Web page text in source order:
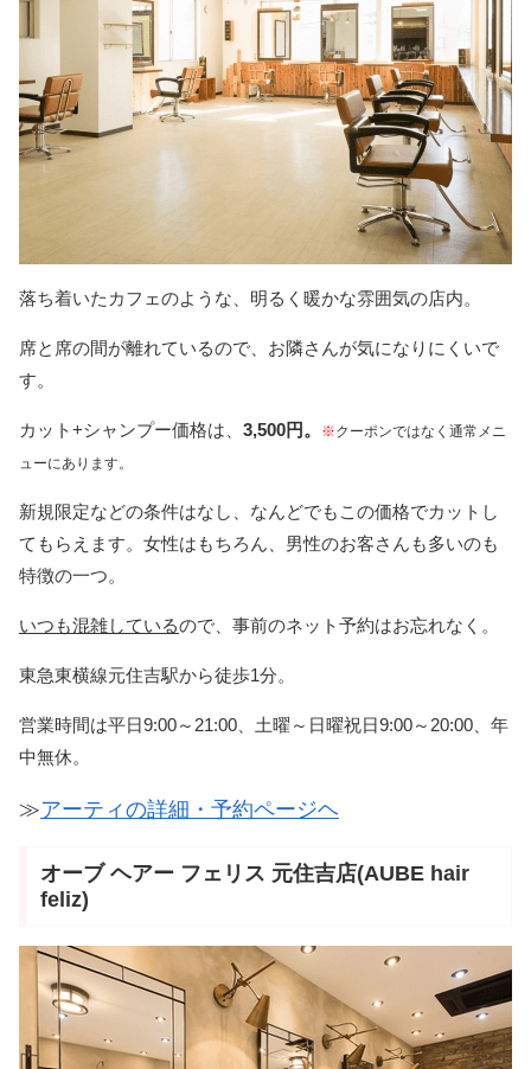
落ち着いたカフェのような、明るく暖かな雰囲気の店内。
席と席の間が離れているので、お隣さんが気になりにくいで
す。
カット+シャンプー価格は、 3,500円。 ※クーポンではなく通常メニ
ューにあります。
新規限定などの条件はなし、なんどでもこの価格でカットし
てもらえます。女性はもちろん、男性のお客さんも多いのも
特徴の一つ。
いつも混雑しているので、事前のネット予約はお忘れなく。
東急東横線元住吉駅から徒歩1分。
営業時間は平日9:00～21:00、土曜～日曜祝日9:00～20:00、年
中無休。
≫アーティの詳細・予約ページヘ
オーブ ヘアー フェリス 元住吉店(AUBE hair
feliz)